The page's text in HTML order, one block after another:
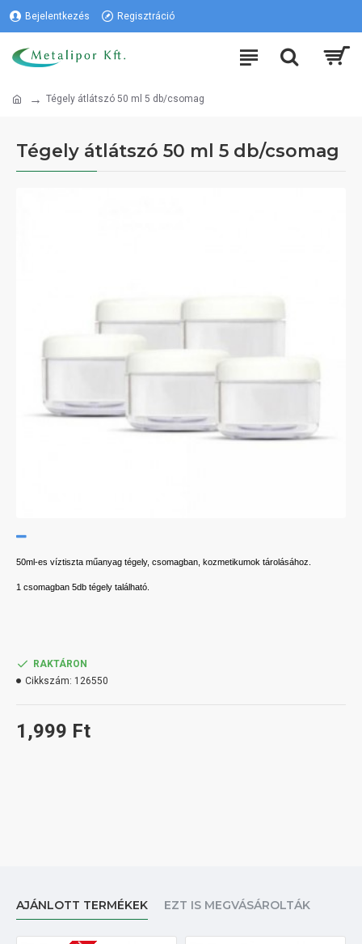
Bejelentkezés Regisztráció
Tégely átlátszó 50 ml 5 db/csomag
Tégely átlátszó 50 ml 5 db/csomag
50ml-es víztiszta műanyag tégely, csomagban, kozmetikumok tárolásához.
1 csomagban 5db tégely található.
1,999 Ft
RAKTÁRON
Cikkszám: 126550
AJÁNLOTT TERMÉKEK EZT IS MEGVÁSÁROLTÁK